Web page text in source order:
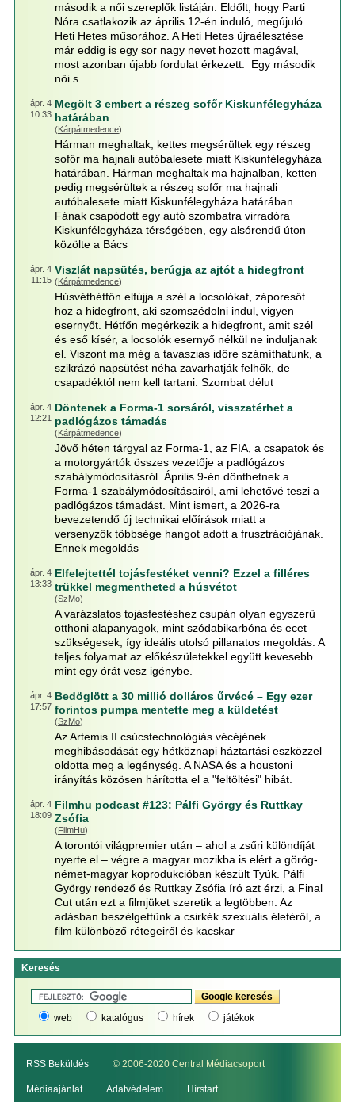
második a női szereplők listáján. Eldőlt, hogy Parti
Nóra csatlakozik az április 12-én induló, megújuló
Heti Hetes műsorához. A Heti Hetes újraélesztése
már eddig is egy sor nagy nevet hozott magával,
most azonban újabb fordulat érkezett. Egy második
női s
ápr. 4
10:33
Megölt 3 embert a részeg sofőr Kiskunfélegyháza
határában
(Kárpátmedence)
Hárman meghaltak, kettes megsérültek egy részeg
sofőr ma hajnali autóbalesete miatt Kiskunfélegyháza
határában. Hárman meghaltak ma hajnalban, ketten
pedig megsérültek a részeg sofőr ma hajnali
autóbalesete miatt Kiskunfélegyháza határában.
Fának csapódott egy autó szombatra virradóra
Kiskunfélegyháza térségében, egy alsórendű úton –
közölte a Bács
ápr. 4
11:15
Viszlát napsütés, berúgja az ajtót a hidegfront
(Kárpátmedence)
Húsvéthétfőn elfújja a szél a locsolókat, záporesőt
hoz a hidegfront, aki szomszédolni indul, vigyen
esernyőt. Hétfőn megérkezik a hidegfront, amit szél
és eső kísér, a locsolók esernyő nélkül ne induljanak
el. Viszont ma még a tavaszias időre számíthatunk, a
szikrázó napsütést néha zavarhatják felhők, de
csapadéktól nem kell tartani. Szombat délut
ápr. 4
12:21
Döntenek a Forma-1 sorsáról, visszatérhet a
padlógázos támadás
(Kárpátmedence)
Jövő héten tárgyal az Forma-1, az FIA, a csapatok és
a motorgyártók összes vezetője a padlógázos
szabálymódosításról. Április 9-én dönthetnek a
Forma-1 szabálymódosításairól, ami lehetővé teszi a
padlógázos támadást. Mint ismert, a 2026-ra
bevezetendő új technikai előírások miatt a
versenyzők többsége hangot adott a frusztrációjának.
Ennek megoldás
ápr. 4
13:33
Elfelejtettél tojásfestéket venni? Ezzel a filléres
trükkel megmentheted a húsvétot
(SzMo)
A varázslatos tojásfestéshez csupán olyan egyszerű
otthoni alapanyagok, mint szódabikarbóna és ecet
szükségesek, így ideális utolsó pillanatos megoldás. A
teljes folyamat az előkészületekkel együtt kevesebb
mint egy órát vesz igénybe.
ápr. 4
17:57
Bedöglött a 30 millió dolláros űrvécé – Egy ezer
forintos pumpa mentette meg a küldetést
(SzMo)
Az Artemis II csúcstechnológiás vécéjének
meghibásodását egy hétköznapi háztartási eszközzel
oldotta meg a legénység. A NASA és a houstoni
irányítás közösen hárította el a "feltöltési" hibát.
ápr. 4
18:09
Filmhu podcast #123: Pálfi György és Ruttkay
Zsófia
(FilmHu)
A torontói világpremier után – ahol a zsűri különdíját
nyerte el – végre a magyar mozikba is elért a görög-
német-magyar koprodukcióban készült Tyúk. Pálfi
György rendező és Ruttkay Zsófia író azt érzi, a Final
Cut után ezt a filmjüket szeretik a legtöbben. Az
adásban beszélgettünk a csirkék szexuális életéről, a
film különböző rétegeiről és kacskar
Keresés
web katalógus hírek játékok
RSS Beküldés © 2006-2020 Central Médiacsoport
Médiaajánlat Adatvédelem Hírstart